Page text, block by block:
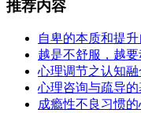
推荐内容
自卑的本质和提
越是不舒服，越
心理调节之认知
心理咨询与疏导
成瘾性不良习惯